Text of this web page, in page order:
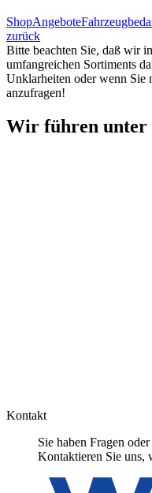
ShopAngebote
zurück
Bitte beachten Sie, daß wir
umfangreichen Sortiments
Unklarheiten oder wenn Sie
anzufragen!
Wir führen unter
Kontakt
Sie haben Fragen
Kontaktieren Sie uns,